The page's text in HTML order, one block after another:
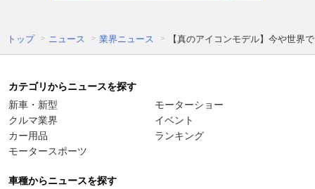
トップ ニュース 業界ニュース 【真のアイコンモデル】今や世
カテゴリからニュースを探す
新車・新型
クルマ業界
カー用品
モータースポーツ
モーターショー
イベント
ランキング
車種からニュースを探す